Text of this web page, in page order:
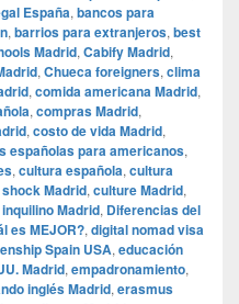
España, bancos para
, barrios para extranjeros, best
Madrid, Cabify Madrid,
, Chueca foreigners, clima
, comida americana Madrid,
, compras Madrid,
, costo de vida Madrid,
españolas para americanos,
, cultura española, cultura
Madrid, culture Madrid,
Madrid, Diferencias del
es MEJOR?, digital nomad visa
Spain USA, educación
Madrid, empadronamiento,
inglés Madrid, erasmus